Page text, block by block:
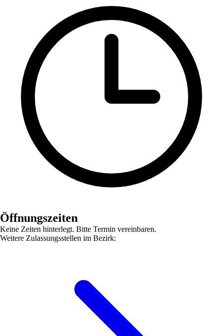
Öffnungszeiten
Keine Zeiten hinterlegt. Bitte Termin vereinbaren.
Weitere Zulassungsstellen im Bezirk: